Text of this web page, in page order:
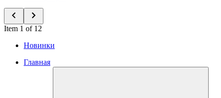
Item 1 of 12
Новинки
Главная